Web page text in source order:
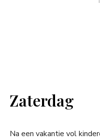
Zaterdag
Na een vakantie vol